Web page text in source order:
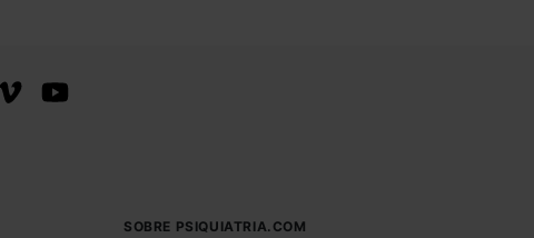
SOBRE PSIQUIATRIA.COM